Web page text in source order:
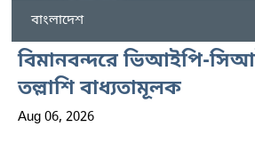
বাংলাদেশ
বিমানবন্দরে ভিআইপি-
তল্লাশি বাধ্যতামূলক
Aug 06, 2026